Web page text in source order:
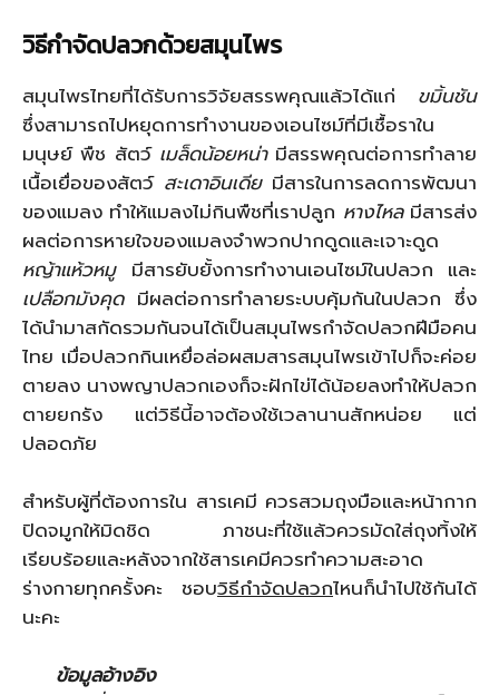
วิธีกำจัดปลวกด้วยสมุนไพร
สมุนไพรไทยที่ได้รับการวิจัยสรรพคุณแล้วได้แก่ ขมิ้นชัน
ซึ่งสามารถไปหยุดการทำงานของเอนไซม์ที่มีเชื้อราใน
มนุษย์ พืช สัตว์ เมล็ดน้อยหน่ามีสรรพคุณต่อการทำลาย
เนื้อเยื่อของสัตว์ สะเดาอินเดียมีสารในการลดการพัฒนา
ของแมลง ทำให้แมลงไม่กินพืชที่เราปลูก หางไหลมีสารส่ง
ผลต่อการหายใจของแมลงจำพวกปากดูดและเจาะดูด
หญ้าแห้วหมูมีสารยับยั้งการทำงานเอนไซม์ในปลวก และ
เปลือกมังคุดมีผลต่อการทำลายระบบคุ้มกันในปลวก ซึ่ง
ได้นำมาสกัดรวมกันจนได้เป็นสมุนไพรกำจัดปลวกฝีมือคน
ไทย เมื่อปลวกกินเหยื่อล่อผสมสารสมุนไพรเข้าไปก็จะค่อย
ตายลง นางพญาปลวกเองก็จะฝักไข่ได้น้อยลงทำให้ปลวก
ตายยกรัง แต่วิธีนี้อาจต้องใช้เวลานานสักหน่อย แต่
ปลอดภัย
สำหรับผู้ที่ต้องการใน สารเคมี ควรสวมถุงมือและหน้ากาก
ปิดจมูกให้มิดชิด ภาชนะที่ใช้แล้วควรมัดใส่ถุงทิ้งให้
เรียบร้อยและหลังจากใช้สารเคมีควรทำความสะอาด
ร่างกายทุกครั้งคะ ชอบวิธีกำจัดปลวกไหนก็นำไปใช้กันได้
นะคะ
ข้อมูลอ้างอิง